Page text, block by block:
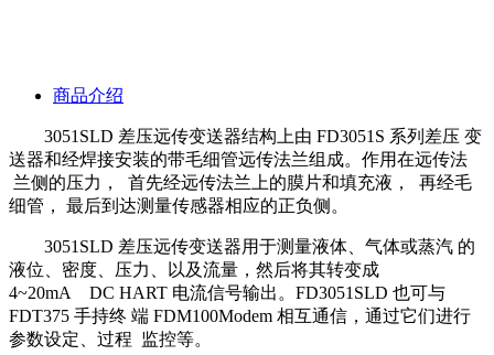
商品介绍
3051SLD 差压远传变送器结构上由 FD3051S 系列差压 变
送器和经焊接安装的带毛细管远传法兰组成。作用在远传法
兰侧的压力， 首先经远传法兰上的膜片和填充液， 再经毛
细管， 最后到达测量传感器相应的正负侧。
3051SLD 差压远传变送器用于测量液体、气体或蒸汽 的
液位、密度、压力、以及流量，然后将其转变成
4~20mA DC HART 电流信号输出。FD3051SLD 也可与
FDT375 手持终 端 FDM100Modem 相互通信，通过它们进行
参数设定、过程 监控等。